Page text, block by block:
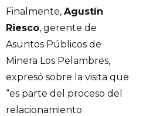
Finalmente, Agustín
Riesco, gerente de
Asuntos Públicos de
Minera Los Pelambres,
expresó sobre la visita que
“es parte del proceso del
relacionamiento